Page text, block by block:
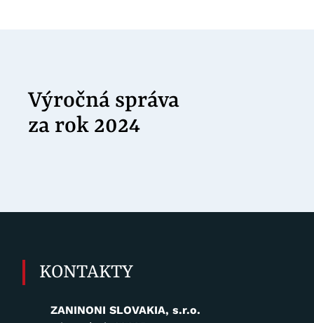
Výročná správa
za rok 2024
KONTAKTY
ZANINONI SLOVAKIA, s.r.o.